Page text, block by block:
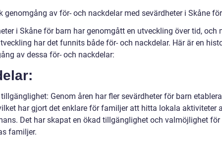
genomgång av för- och nackdelar med sevärdheter i Skåne
i Skåne för barn har genomgått en utveckling över tid, och
har det funnits både för- och nackdelar. Här är en
av dessa för- och nackdelar:
Genom åren har fler sevärdheter för barn
har gjort det enklare för familjer att hitta lokala aktiviteter
Det har skapat en ökad tillgänglighet och valmöjlighet för
familjer.